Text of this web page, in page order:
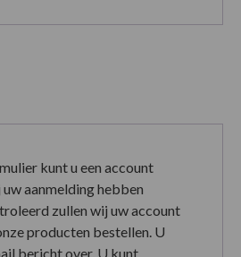
kunt u een account
aanmelding hebben
zullen wij uw account
producten bestellen. U
bericht over. U kunt